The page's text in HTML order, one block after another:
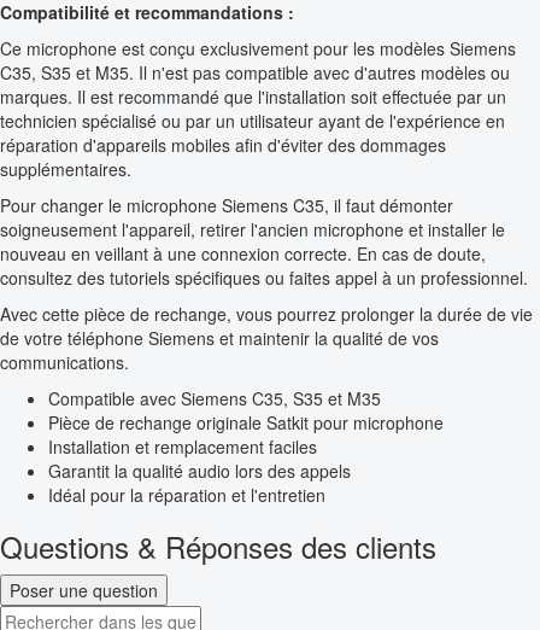
Compatibilité et recommandations :
Ce microphone est conçu exclusivement pour les modèles Siemens
C35, S35 et M35. Il n'est pas compatible avec d'autres modèles ou
marques. Il est recommandé que l'installation soit effectuée par un
technicien spécialisé ou par un utilisateur ayant de l'expérience en
réparation d'appareils mobiles afin d'éviter des dommages
supplémentaires.
Pour changer le microphone Siemens C35, il faut démonter
soigneusement l'appareil, retirer l'ancien microphone et installer le
nouveau en veillant à une connexion correcte. En cas de doute,
consultez des tutoriels spécifiques ou faites appel à un professionnel.
Avec cette pièce de rechange, vous pourrez prolonger la durée de vie
de votre téléphone Siemens et maintenir la qualité de vos
communications.
Compatible avec Siemens C35, S35 et M35
Pièce de rechange originale Satkit pour microphone
Installation et remplacement faciles
Garantit la qualité audio lors des appels
Idéal pour la réparation et l'entretien
Questions & Réponses des clients
Poser une question